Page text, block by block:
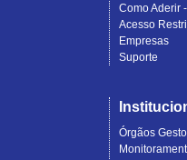
Como Aderir
Acesso
Empresas
Suporte
Órgãos